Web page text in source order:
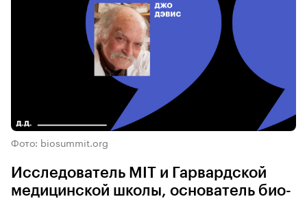
Фото: biosummit.org
Исследователь MIT и Гарвардской
медицинской школы, основатель био-